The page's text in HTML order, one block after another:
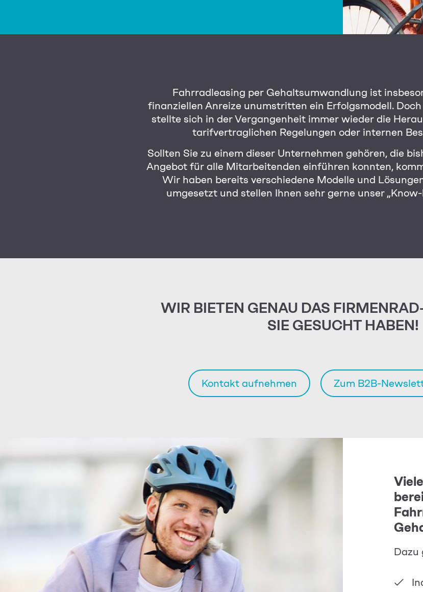
Fahrradleasing per Gehaltsumwandlung ist
finanziellen Anreize unumstritten ein Erfolgsmodell.
stellte sich in der Vergangenheit immer wieder die
tarifvertraglichen Regelungen oder internen
Sollten Sie zu einem dieser Unternehmen gehören, die
Angebot für alle Mitarbeitenden einführen konnten,
Wir haben bereits verschiedene Modelle und
umgesetzt und stellen Ihnen sehr gerne unser
WIR BIETEN GENAU DAS
SIE GESUCHT HABEN!
Kontakt aufnehmen Zum B2B-
Dazu